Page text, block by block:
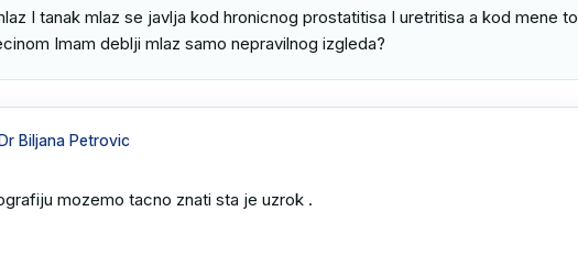
I tanak mlaz se javlja kod hronicnog prostatitisa I uretritisa a kod mene to
Imam deblji mlaz samo nepravilnog izgleda?
Biljana Petrovic
mozemo tacno znati sta je uzrok .